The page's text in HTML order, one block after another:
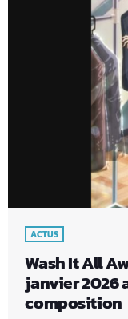
ACTUS
Wash It All
janvier 2026
composition